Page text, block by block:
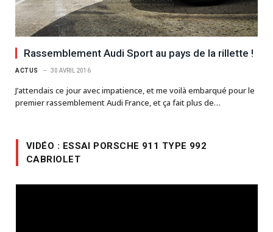
Rassemblement Audi Sport au pays de la rillette !
ACTUS 30 AVRIL 2016
J’attendais ce jour avec impatience, et me voilà embarqué pour le
premier rassemblement Audi France, et ça fait plus de…
VIDÉO : ESSAI PORSCHE 911 TYPE 992
CABRIOLET